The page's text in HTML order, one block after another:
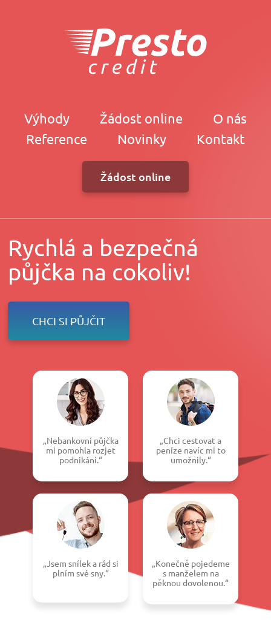
Výhody Žádost online
O nás
Reference
Novinky Kontakt
Žádost online
Rychlá a bezpečná
půjčka na cokoliv!
CHCI SI PŮJČIT
„Nebankovní půjčka
mi pomohla rozjet
podnikání.“
„Chci cestovat a
peníze navíc mi to
umožnily.“
„Jsem snílek a rád si
plním své sny.“
„Konečně pojedeme
s manželem na
pěknou dovolenou.“